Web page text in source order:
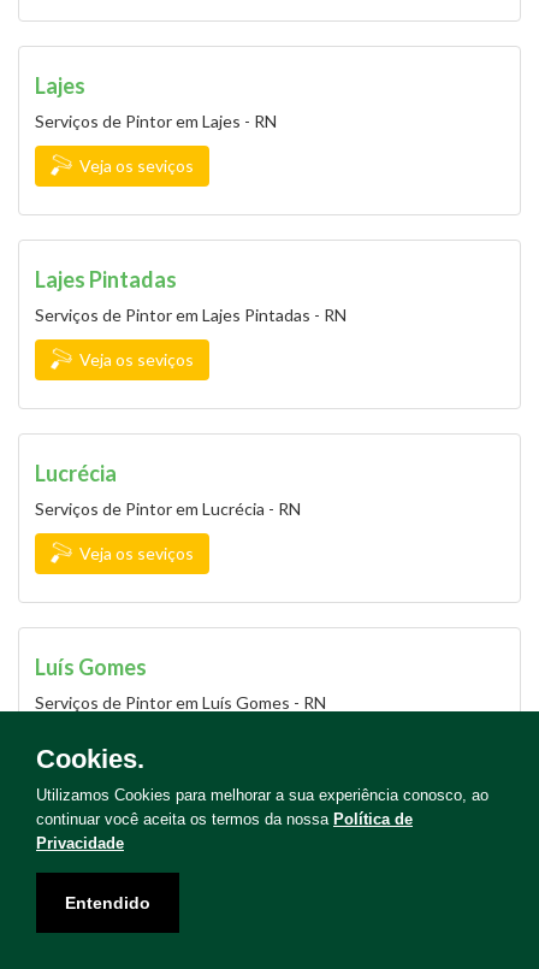
Lajes
Serviços de Pintor em Lajes - RN
Veja os seviços
Lajes Pintadas
Serviços de Pintor em Lajes Pintadas - RN
Veja os seviços
Lucrécia
Serviços de Pintor em Lucrécia - RN
Veja os seviços
Luís Gomes
Serviços de Pintor em Luís Gomes - RN
Veja os seviços
Serviços de Pintor em Macaíba - RN
Cookies.
Utilizamos Cookies para melhorar a sua experiência conosco, ao
continuar você aceita os termos da nossa Política de
Privacidade
Entendido